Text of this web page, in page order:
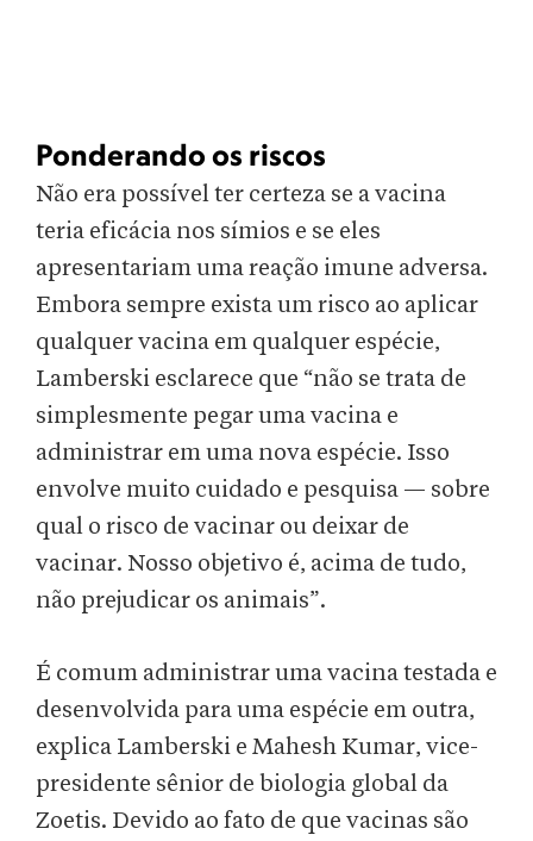
Ponderando os riscos
Não era possível ter certeza se a vacina
teria eficácia nos símios e se eles
apresentariam uma reação imune adversa.
Embora sempre exista um risco ao aplicar
qualquer vacina em qualquer espécie,
Lamberski esclarece que “não se trata de
simplesmente pegar uma vacina e
administrar em uma nova espécie. Isso
envolve muito cuidado e pesquisa — sobre
qual o risco de vacinar ou deixar de
vacinar. Nosso objetivo é, acima de tudo,
não prejudicar os animais”.
É comum administrar uma vacina testada e
desenvolvida para uma espécie em outra,
explica Lamberski e Mahesh Kumar, vice-
presidente sênior de biologia global da
Zoetis. Devido ao fato de que vacinas são